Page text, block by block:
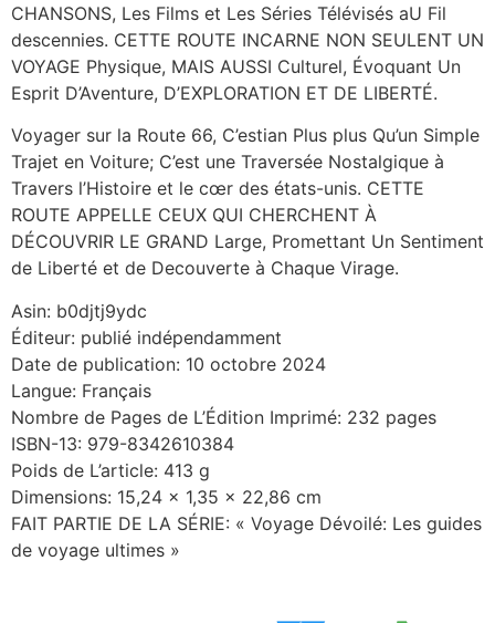
CHANSONS, Les Films et Les Séries Télévisés aU Fil
descennies. CETTE ROUTE INCARNE NON SEULENT UN
VOYAGE Physique, MAIS AUSSI Culturel, Évoquant Un
Esprit D’Aventure, D’EXPLORATION ET DE LIBERTÉ.
Voyager sur la Route 66, C’estian Plus plus Qu’un Simple
Trajet en Voiture; C’est une Traversée Nostalgique à
Travers l’Histoire et le cœr des états-unis. CETTE
ROUTE APPELLE CEUX QUI CHERCHENT À
DÉCOUVRIR LE GRAND Large, Promettant Un Sentiment
de Liberté et de Decouverte à Chaque Virage.
Asin: b0djtj9ydc
Éditeur: publié indépendamment
Date de publication: 10 octobre 2024
Langue: Français
Nombre de Pages de L’Édition Imprimé: 232 pages
ISBN-13: 979-8342610384
Poids de L’article: 413 g
Dimensions: 15,24 x 1,35 x 22,86 cm
FAIT PARTIE DE LA SÉRIE: « Voyage Dévoilé: Les guides
de voyage ultimes »